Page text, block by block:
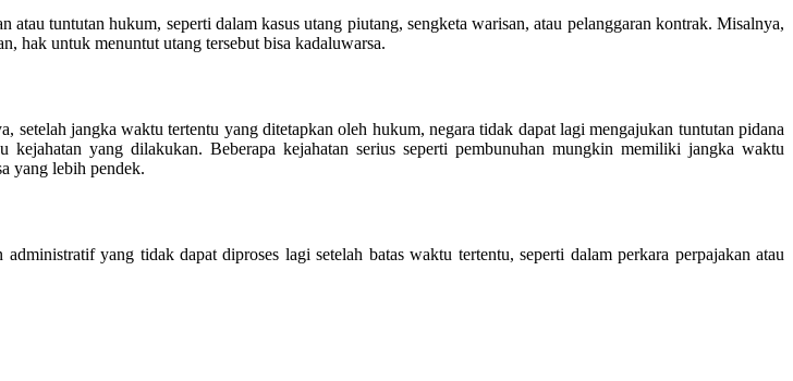
tuntutan hukum, seperti dalam kasus utang piutang, sengketa warisan, atau pelanggaran kontrak. Misalnya,
hak untuk menuntut utang tersebut bisa kadaluwarsa.
setelah jangka waktu tertentu yang ditetapkan oleh hukum, negara tidak dapat lagi mengajukan tuntutan pidana
kejahatan yang dilakukan. Beberapa kejahatan serius seperti pembunuhan mungkin memiliki jangka waktu
yang lebih pendek.
yang tidak dapat diproses lagi setelah batas waktu tertentu, seperti dalam perkara perpajakan atau